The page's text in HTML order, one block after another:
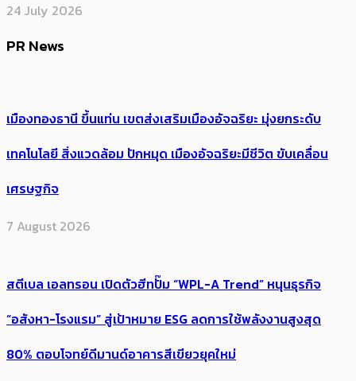
24 July 2026
PR News
เมืองทองธานี ขึ้นแท่น เขตส่งเสริมเมืองอัจฉริยะ มุ่งยกระดับ
เทคโนโลยี สิ่งแวดล้อม ปักหมุด เมืองอัจฉริยะมีชีวิต ขับเคลื่อน
เศรษฐกิจ
7 August 2026
สตีเบล เอลทรอน เปิดตัวฮีทปั๊ม “WPL-A Trend” หนุนธุรกิจ
“อสังหา-โรงแรม” สู่เป้าหมาย ESG ลดการใช้พลังงานสูงสุด
80% ตอบโจทย์ดีมานด์อาคารสีเขียวยุคใหม่